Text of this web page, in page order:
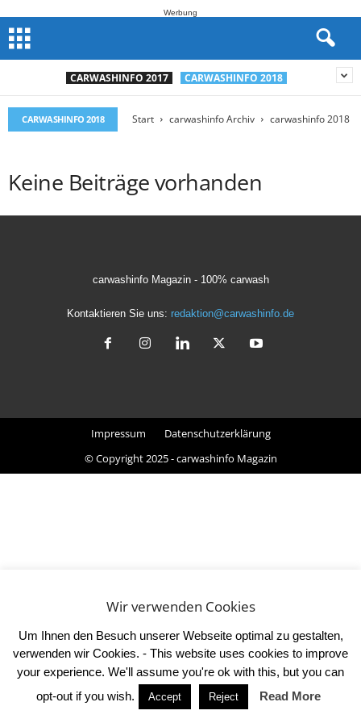
Werbung
CARWASHINFO 2017 CARWASHINFO 2018
CARWASHINFO 2018 Start carwashinfo Archiv carwashinfo 2018
Keine Beiträge vorhanden
carwashinfo Magazin - 100% carwash
Kontaktieren Sie uns: redaktion@carwashinfo.de
Impressum
Datenschutzerklärung
© Copyright 2025 - carwashinfo Magazin
Wir verwenden Cookies
Um Ihnen den Besuch unserer Webseite optimal zu gestalten,
verwenden wir Cookies. - This website uses cookies to improve
your experience. We'll assume you're ok with this, but you can
opt-out if you wish.
Accept Reject Read More